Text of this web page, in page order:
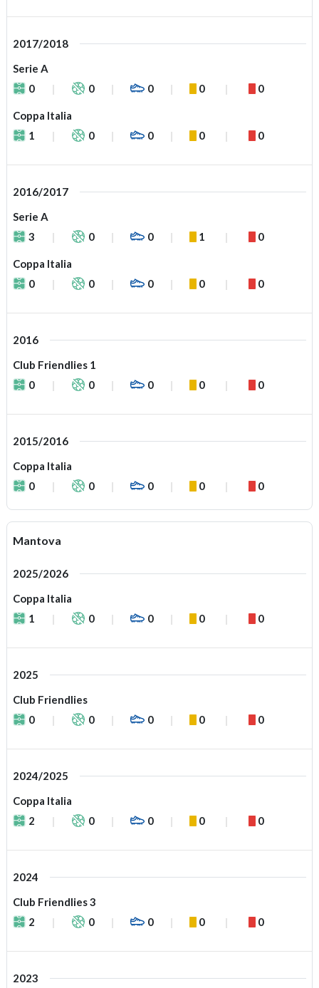
2017/2018
Serie A
0
0 0 0 0
Coppa Italia
1
0 0 0 0
2016/2017
Serie A
3
0 0 1 0
Coppa Italia
0
0 0 0 0
2016
Club Friendlies 1
0
0 0 0 0
2015/2016
Coppa Italia
0
0 0 0 0
Mantova
2025/2026
Coppa Italia
1
0 0 0 0
2025
Club Friendlies
0
0 0 0 0
2024/2025
Coppa Italia
2
0 0 0 0
2024
Club Friendlies 3
2
0 0 0 0
2023